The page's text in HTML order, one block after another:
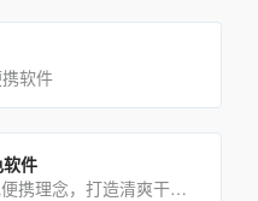
软件
件
PortableSoft•追求绿色便携理念，打造清爽干净系统！